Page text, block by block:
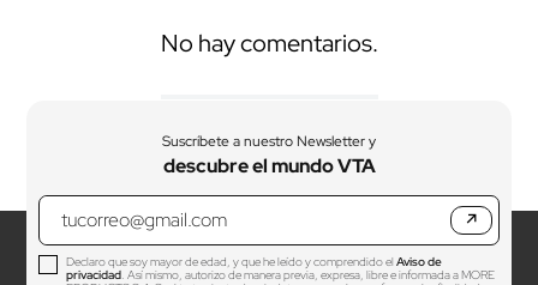
No hay comentarios.
Suscríbete a nuestro Newsletter y
descubre el mundo VTA
↗
Declaro que soy mayor de edad, y que he leído y comprendido elAviso de
privacidad. Así mismo, autorizo de manera previa, expresa, libre e informada a MORE